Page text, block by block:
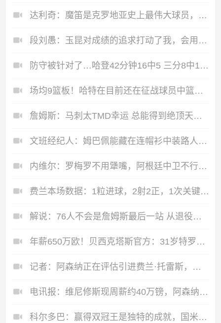
达利奇：魔笛是克罗地亚史上最伟大球员，这一地位将保持很长时间
段刘愚：玉昆对成绩的追求打动了我，会用最好表现来回报云南球迷
防守被针对了…哈登42分钟16中5 三分8中1 仅15分 有6失误
场均9篮板！哈特在目前还在征战球员中篮板排名第4 前三均为内线
詹姆斯：马刺太TMD幸运 总能得到绝顶天才&从上将到邓肯再到文班
文班经纪人：姆巴佩能藏在连帽衫中装路人 这招对文班早已失效了
内维尔：罗梅罗不用犟嘴，阿根廷中卫不行，是伟大的梅西救了他们
费兰本场数据：1粒进球，2射2正，1次关键传球，1次错失良机
解说：76人不会是詹姆斯最后一站 从退役巡演角度说费城并不合适
年薪650万欧！贝西克塔斯官方：31岁特罗萨德加盟球队 费用1800万
记者：阿森纳正在评估引进费兰·托雷斯，已经询问了球员情况
电讯报：维尼修斯现周薪约40万镑，阿森纳准备给出创纪录大合同
科尔多巴：赢得双冠王是独特的成就，国米选择齐沃执教并非赌博